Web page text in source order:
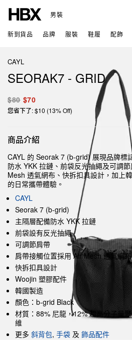
男裝
新到貨品 品牌 服裝 鞋履 配飾
CAYL
SEORAK7 - GRID
$80 $70
您省下了: $10 (13% Off)
商品介紹
CAYL 的 Seorak 7 (b-grid) 展現品牌標
防水 YKK 拉鏈、前袋反光抽繩及可調
Mesh 透氣網布、快拆扣具設計，加上
的日常攜帶體驗。
CAYL
Seorak 7 (b-grid)
主隔層配備防水 YKK 拉鏈
前袋設有反光抽繩
可調節肩帶
肩帶接觸位置採用 Air Mesh 透氣網布
快拆扣具設計
Woojin 塑膠配件
韓國製造
顏色：b-grid Black
材質：88% 尼龍，12% 超高分子量
維
更多 斜背包, 手袋 及 飾品配件